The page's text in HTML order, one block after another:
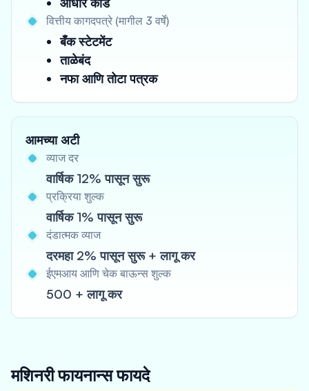
वित्तीय कागदपत्रे (मागील 3 वर्षे)
बँक स्टेटमेंट
ताळेबंद
नफा आणि तोटा पत्रक
आमच्या अटी
व्याज दर
वार्षिक 12% पासून सुरू
प्रक्रिया शुल्क
वार्षिक 1% पासून सुरू
दंडात्मक व्याज
दरमहा 2% पासून सुरू + लागू कर
ईएमआय आणि चेक बाऊन्स शुल्क
500 + लागू कर
मशिनरी फायनान्सफायदे